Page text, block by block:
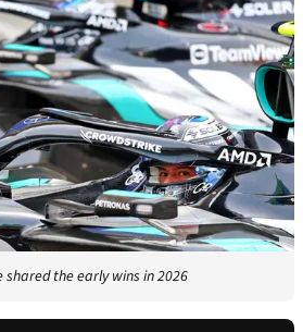
shared the early wins in 2026